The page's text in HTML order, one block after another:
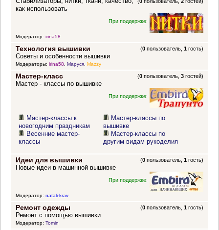
как использовать
При поддержке:
Модератор: irina58
Технология вышивки (0 пользователь,1 гость)
Советы и особенности вышивки
Модераторы: irina58, Маруся, Mazzy
Мастер-класс (0 пользователь,3 гостей)
Мастер - классы по вышивке
При поддержке:
Мастер-классы к
новогодним праздникам
Весенние мастер-
классы
Мастер-классы по
вышивке
Мастер-классы по
другим видам рукоделия
Идеи для вышивки (0 пользователь,1 гость)
Новые идеи в машинной вышивке
При поддержке:
Модератор: natali-krav
Ремонт одежды (0 пользователь,1 гость)
Ремонт с помощью вышивки
Модератор: Tomin